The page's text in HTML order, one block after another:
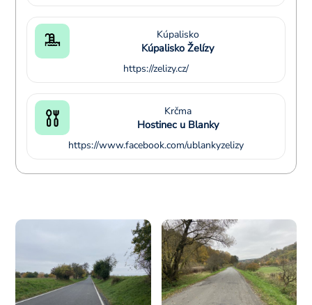
Kúpalisko
Kúpalisko Želízy
https://zelizy.cz/
Krčma
Hostinec u Blanky
https://www.facebook.com/ublankyzelizy